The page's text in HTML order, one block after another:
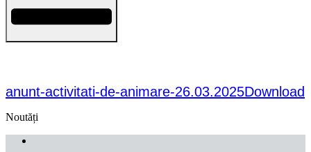
anunt-activitati-de-animare-26.03.2025Download
Noutăți